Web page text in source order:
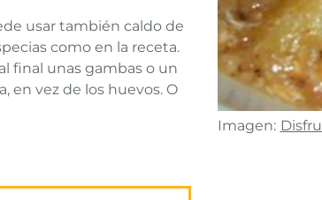
usar también caldo de
como en la receta.
final unas gambas o un
en vez de los huevos. O
Imagen: